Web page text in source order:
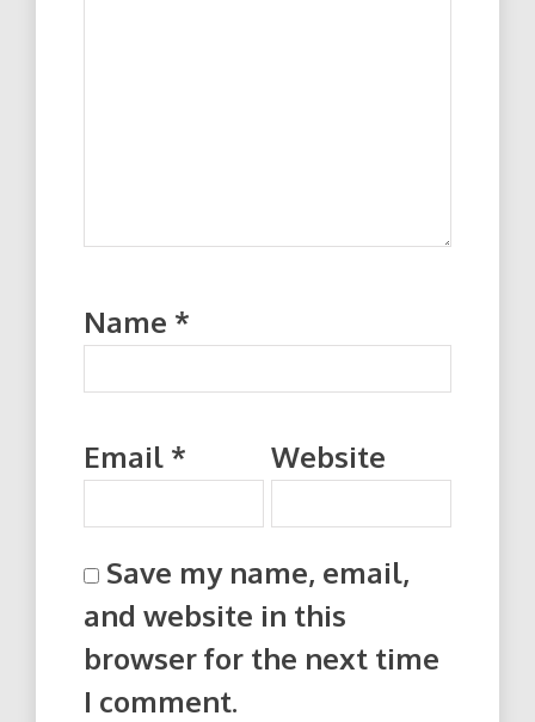
Name *
Email * Website
Save my name, email,
and website in this
browser for the next time
I comment.